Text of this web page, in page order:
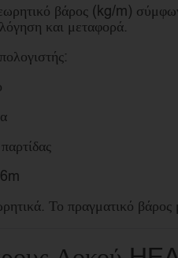
βάρος (kg/m)
και μεταφορά.
Το πραγματικό βάρος